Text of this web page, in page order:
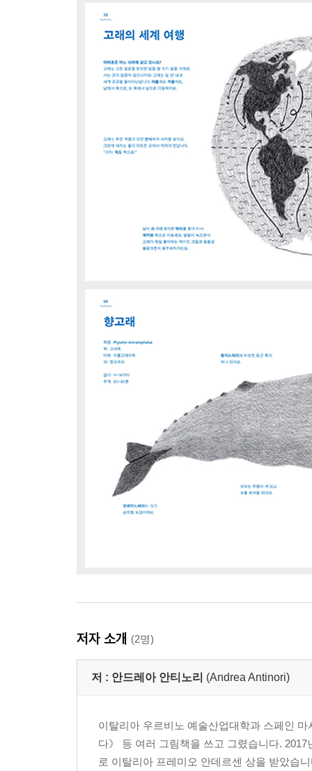
저자 소개 (2명)
저 : 안드레아 안티노리 (Andrea Antinori)
이탈리아 우르비노 예술산업대학과 스페인
다》 등 여러 그림책을 쓰고 그렸습니다.
로 이탈리아 프레미오 안데르센 상을 받았습